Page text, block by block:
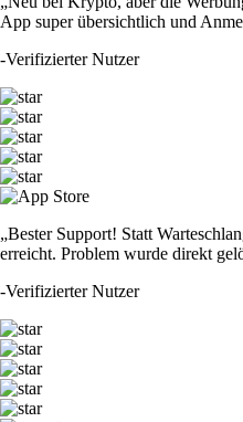
App super übersichtlich und
-Verifizierter Nutzer
„Bester Support! Statt
erreicht. Problem wurde direkt
-Verifizierter Nutzer